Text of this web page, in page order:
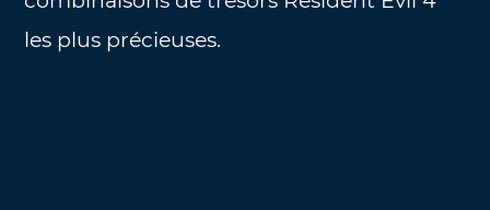
les plus précieuses.